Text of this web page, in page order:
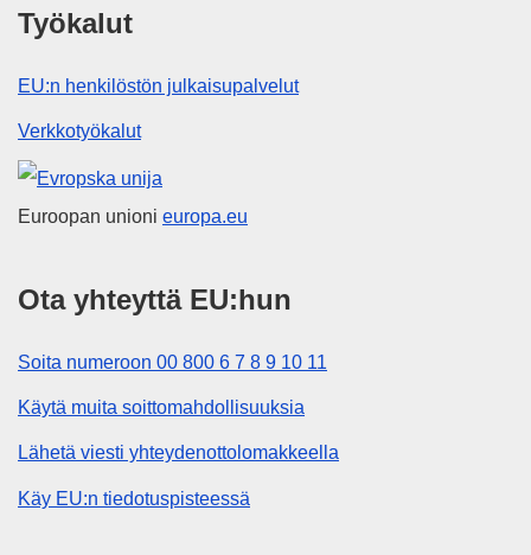
Työkalut
EU:n henkilöstön julkaisupalvelut
Verkkotyökalut
Euroopan unioni
Euroopan unioni europa.eu
Ota yhteyttä EU:hun
Soita numeroon 00 800 6 7 8 9 10 11
Käytä muita soittomahdollisuuksia
Lähetä viesti yhteydenottolomakkeella
Käy EU:n tiedotuspisteessä